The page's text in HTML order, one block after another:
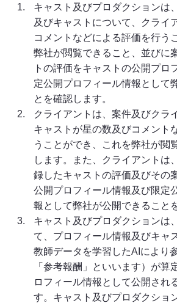
キャスト及びプロダクションは
及びキャストについて、クライ
コメントなどによる評価を行う
弊社が閲覧できること、並びに
トの評価をキャストの公開プロ
定公開プロフィール情報として
とを確認します。
クライアントは、案件及びクラ
キャストが星の数及びコメント
うことができ、これを弊社が閲
します。また、クライアントは
録したキャストの評価及びその
公開プロフィール情報及び限定
報として弊社が公開できること
キャスト及びプロダクションは
て、プロフィール情報及びキャ
教師データを学習したAIにより
「参考報酬」といいます）が算
ロフィール情報として公開され
す。キャスト及びプロダクショ